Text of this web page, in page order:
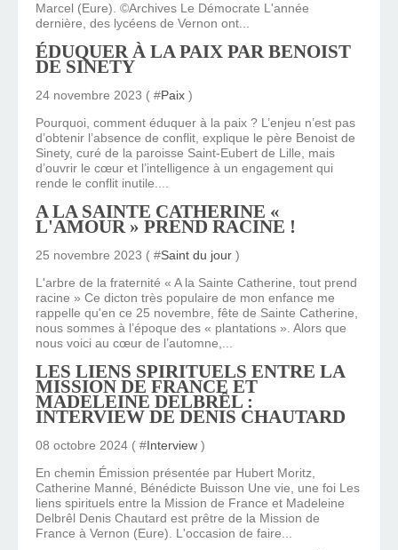
Marcel (Eure). ©Archives Le Démocrate L'année
dernière, des lycéens de Vernon ont...
ÉDUQUER À LA PAIX PAR BENOIST
DE SINETY
24 novembre 2023 ( #Paix )
Pourquoi, comment éduquer à la paix ? L’enjeu n’est pas
d’obtenir l’absence de conflit, explique le père Benoist de
Sinety, curé de la paroisse Saint-Eubert de Lille, mais
d’ouvrir le cœur et l’intelligence à un engagement qui
rende le conflit inutile....
A LA SAINTE CATHERINE «
L'AMOUR » PREND RACINE !
25 novembre 2023 ( #Saint du jour )
L'arbre de la fraternité « A la Sainte Catherine, tout prend
racine » Ce dicton très populaire de mon enfance me
rappelle qu'en ce 25 novembre, fête de Sainte Catherine,
nous sommes à l’époque des « plantations ». Alors que
nous voici au cœur de l’automne,...
LES LIENS SPIRITUELS ENTRE LA
MISSION DE FRANCE ET
MADELEINE DELBRÊL :
INTERVIEW DE DENIS CHAUTARD
08 octobre 2024 ( #Interview )
En chemin Émission présentée par Hubert Moritz,
Catherine Manné, Bénédicte Buisson Une vie, une foi Les
liens spirituels entre la Mission de France et Madeleine
Delbrêl Denis Chautard est prêtre de la Mission de
France à Vernon (Eure). L'occasion de faire...